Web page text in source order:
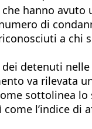
hanno avuto
di
a chi
detenuti
va rilevata
sottolinea
l’indice di